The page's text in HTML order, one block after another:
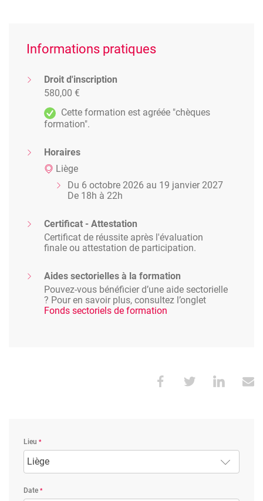
Informations pratiques
Droit d'inscription
580,00 €
Cette formation est agréée "chèques
formation".
Horaires
Liège
Du 6 octobre 2026 au 19 janvier 2027
De 18h à 22h
Certificat - Attestation
Certificat de réussite après l'évaluation
finale ou attestation de participation.
Aides sectorielles à la formation
Pouvez-vous bénéficier d’une aide sectorielle
? Pour en savoir plus, consultez l’onglet
Fonds sectoriels de formation
Lieu
Liège
Date